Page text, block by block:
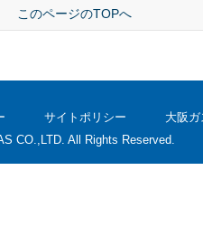
このページのTOPへ
サイトポリシー
大阪
CO.,LTD. All Rights Reserved.